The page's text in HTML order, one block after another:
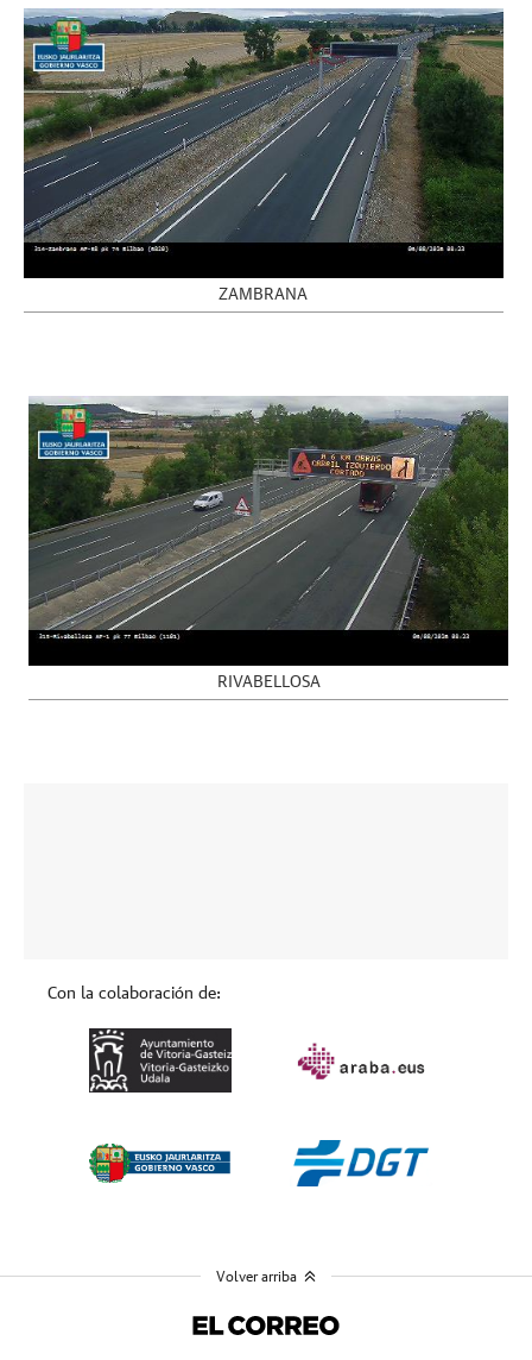
ZAMBRANA
RIVABELLOSA
Con la colaboración de:
Volver arriba